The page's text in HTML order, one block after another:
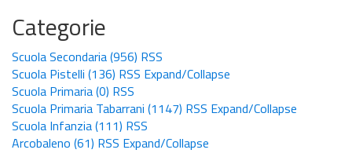
Categorie
Scuola Secondaria(956) RSS
Scuola Pistelli (136) RSS Expand/Collapse
Scuola Primaria(0) RSS
Scuola Primaria Tabarrani (1147) RSS Expand/Collapse
Scuola Infanzia(111) RSS
Arcobaleno (61) RSS Expand/Collapse